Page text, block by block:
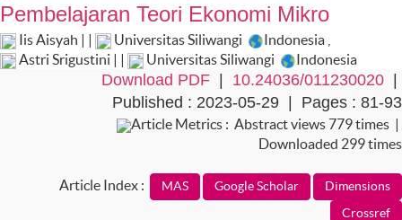
Pembelajaran Teori Ekonomi Mikro
Iis Aisyah | | Universitas Siliwangi Indonesia
Astri Srigustini | |
Universitas Siliwangi Indonesia
Download PDF | 10.24036/011230020 |
Published : 2023-05-29 | Pages : 81-93
Article Metrics : Abstract views 779 times |
Downloaded 299 times
Article Index :